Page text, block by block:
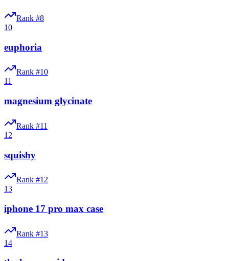
Rank #8
10
euphoria
Rank #10
11
magnesium glycinate
Rank #11
12
squishy
Rank #12
13
iphone 17 pro max case
Rank #13
14